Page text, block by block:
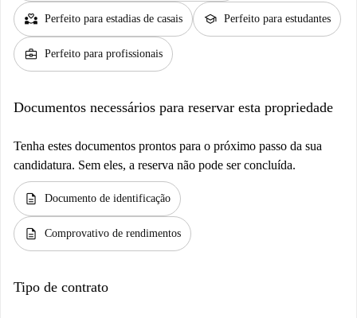
partner_heart Perfeito para estadias de casais school Perfeito para estudantes
business_center Perfeito para profissionais
Documentos necessários para reservar esta propriedade
Tenha estes documentos prontos para o próximo passo da sua
candidatura. Sem eles, a reserva não pode ser concluída.
description Documento de identificação
description Comprovativo de rendimentos
Tipo de contrato